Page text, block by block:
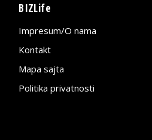
BIZLife
Impresum/O nama
Kontakt
Mapa sajta
Politika privatnosti